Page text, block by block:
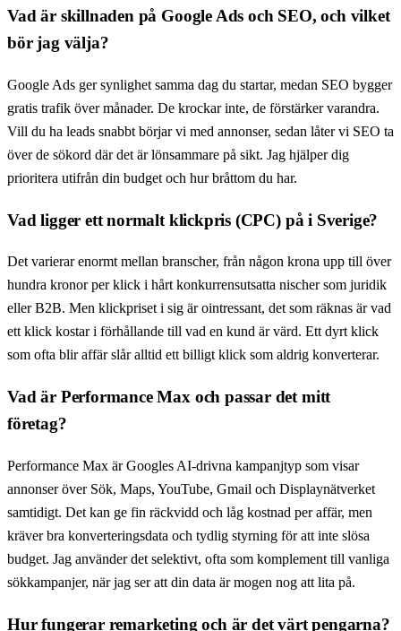
Vad är skillnaden på Google Ads och SEO, och vilket
bör jag välja?
Google Ads ger synlighet samma dag du startar, medan SEO bygger
gratis trafik över månader. De krockar inte, de förstärker varandra.
Vill du ha leads snabbt börjar vi med annonser, sedan låter vi SEO ta
över de sökord där det är lönsammare på sikt. Jag hjälper dig
prioritera utifrån din budget och hur bråttom du har.
Vad ligger ett normalt klickpris (CPC) på i Sverige?
Det varierar enormt mellan branscher, från någon krona upp till över
hundra kronor per klick i hårt konkurrensutsatta nischer som juridik
eller B2B. Men klickpriset i sig är ointressant, det som räknas är vad
ett klick kostar i förhållande till vad en kund är värd. Ett dyrt klick
som ofta blir affär slår alltid ett billigt klick som aldrig konverterar.
Vad är Performance Max och passar det mitt
företag?
Performance Max är Googles AI-drivna kampanjtyp som visar
annonser över Sök, Maps, YouTube, Gmail och Displaynätverket
samtidigt. Det kan ge fin räckvidd och låg kostnad per affär, men
kräver bra konverteringsdata och tydlig styrning för att inte slösa
budget. Jag använder det selektivt, ofta som komplement till vanliga
sökkampanjer, när jag ser att din data är mogen nog att lita på.
Hur fungerar remarketing och är det värt pengarna?